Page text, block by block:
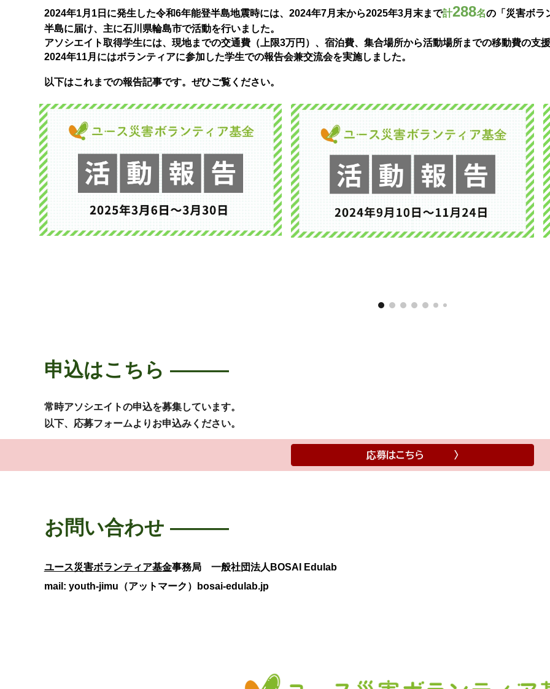
2024年1月1日に発生した令和6年能登半島地震時には、2024年7月末から2025年3月末まで計288名の「災害ボラ
半島に届け、主に石川県輪島市で活動を行いました。
アソシエイト取得学生には、現地までの交通費（上限3万円）、宿泊費、集合場所から活動場所までの移動費の支
2024年11月にはボランティアに参加した学生での報告会兼交流会を実施しました。
以下はこれまでの報告記事です。ぜひご覧ください。
申込はこちら ―――
常時アソシエイトの申込を募集しています。
以下、応募フォームよりお申込みください。
応募はこちら 〉
お問い合わせ ―――
ユース災害ボランティア基金事務局一般社団法人BOSAI Edulab
mail: youth-jimu（アットマーク）bosai-edulab.jp